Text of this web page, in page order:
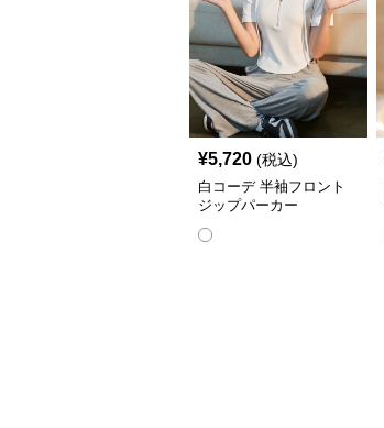
¥5,720 (税込)
白コーデ 半袖フロント
ジップパーカー